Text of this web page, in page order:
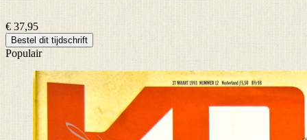
€ 37,95
Bestel dit tijdschrift
Populair